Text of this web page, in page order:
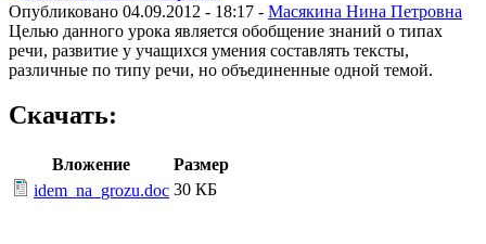
Опубликовано 04.09.2012 - 18:17 - Масякина Нина Петровна
Целью данного урока является обобщение знаний о типах
речи, развитие у учащихся умения составлять тексты,
различные по типу речи, но объединенные одной темой.
Скачать:
Вложение
Размер
idem_na_grozu.doc 30 КБ